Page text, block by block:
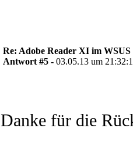
Re: Adobe Reader XI im WSUS
Antwort #5 - 03.05.13 um
Danke für die